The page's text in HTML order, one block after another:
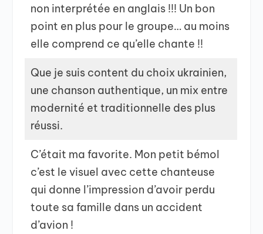
non interprétée en anglais !!! Un bon
point en plus pour le groupe… au moins
elle comprend ce qu’elle chante !!
Que je suis content du choix ukrainien,
une chanson authentique, un mix entre
modernité et traditionnelle des plus
réussi.
C’était ma favorite. Mon petit bémol
c’est le visuel avec cette chanteuse
qui donne l’impression d’avoir perdu
toute sa famille dans un accident
d’avion !